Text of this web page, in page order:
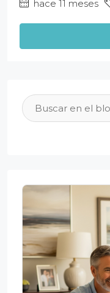
hace 11 meses